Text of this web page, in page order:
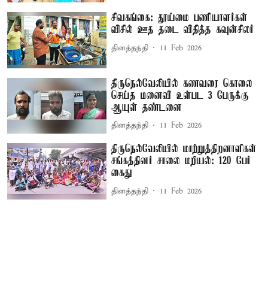
சிவகங்கை: தூய்மை பணியாளர்கள்
விசில் ஊத தடை விதித்த கவுன்சிலர்
தினத்தந்தி 11 Feb 2026
திருநெல்வேலியில் கணவரை கொலை
செய்த மனைவி உள்பட 3 பேருக்கு
ஆயுள் தண்டனை
தினத்தந்தி 11 Feb 2026
திருநெல்வேலியில் மாற்றுத்திறனாளிகள்
சங்கத்தினர் சாலை மறியல்: 120 பேர்
கைது
தினத்தந்தி 11 Feb 2026